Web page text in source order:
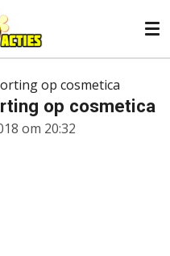
op cosmetica
op cosmetica
om 20:32